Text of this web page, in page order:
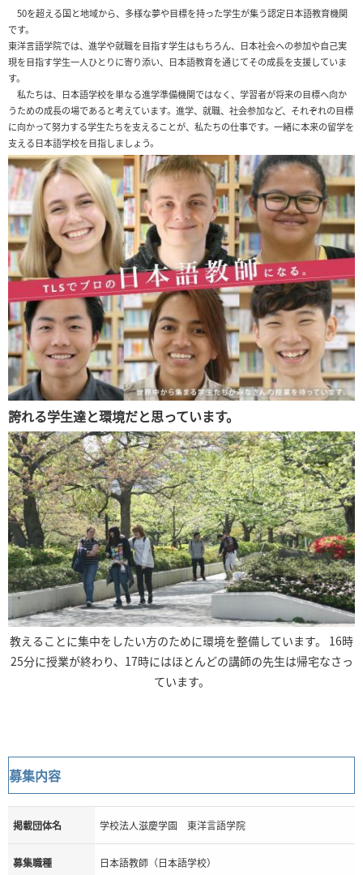
50を超える国と地域から、多様な夢や目標を持った学生が集う認定日本語教育機関
です。
東洋言語学院では、進学や就職を目指す学生はもちろん、日本社会への参加や自己実
現を目指す学生一人ひとりに寄り添い、日本語教育を通じてその成長を支援していま
す。
私たちは、日本語学校を単なる進学準備機関ではなく、学習者が将来の目標へ向か
うための成長の場であると考えています。進学、就職、社会参加など、それぞれの目標
に向かって努力する学生たちを支えることが、私たちの仕事です。一緒に本来の留学を
支える日本語学校を目指しましょう。
誇れる学生達と環境だと思っています。
教えることに集中をしたい方のために環境を整備しています。 16時
25分に授業が終わり、17時にはほとんどの講師の先生は帰宅なさっ
ています。
募集内容
掲載団体名 学校法人滋慶学園 東洋言語学院
募集職種 日本語教師（日本語学校）